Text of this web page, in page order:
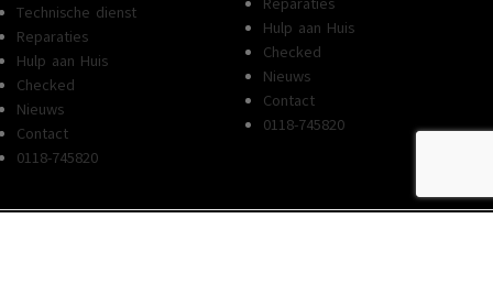
Technische dienst
Reparaties
Hulp aan Huis
Checked
Nieuws
Contact
0118-745820
Hulp aan Huis
Checked
Nieuws
Contact
0118-745820